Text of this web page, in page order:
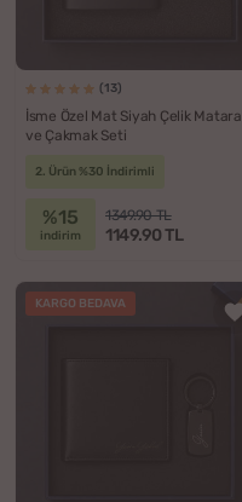
(13)
İsme Özel Mat Siyah Çelik Matara
ve Çakmak Seti
2. Ürün %30 İndirimli
%15
indirim
1349.90 TL
1149.90 TL
KARGO BEDAVA